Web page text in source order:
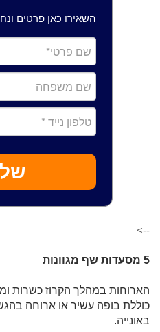
השאירו כאן פרטים
-->
5 מסעדות שף מגוונות
הארוחות במהלך הקרוז כשרות
כוללת בופה עשיר או ארוחה
באונייה.